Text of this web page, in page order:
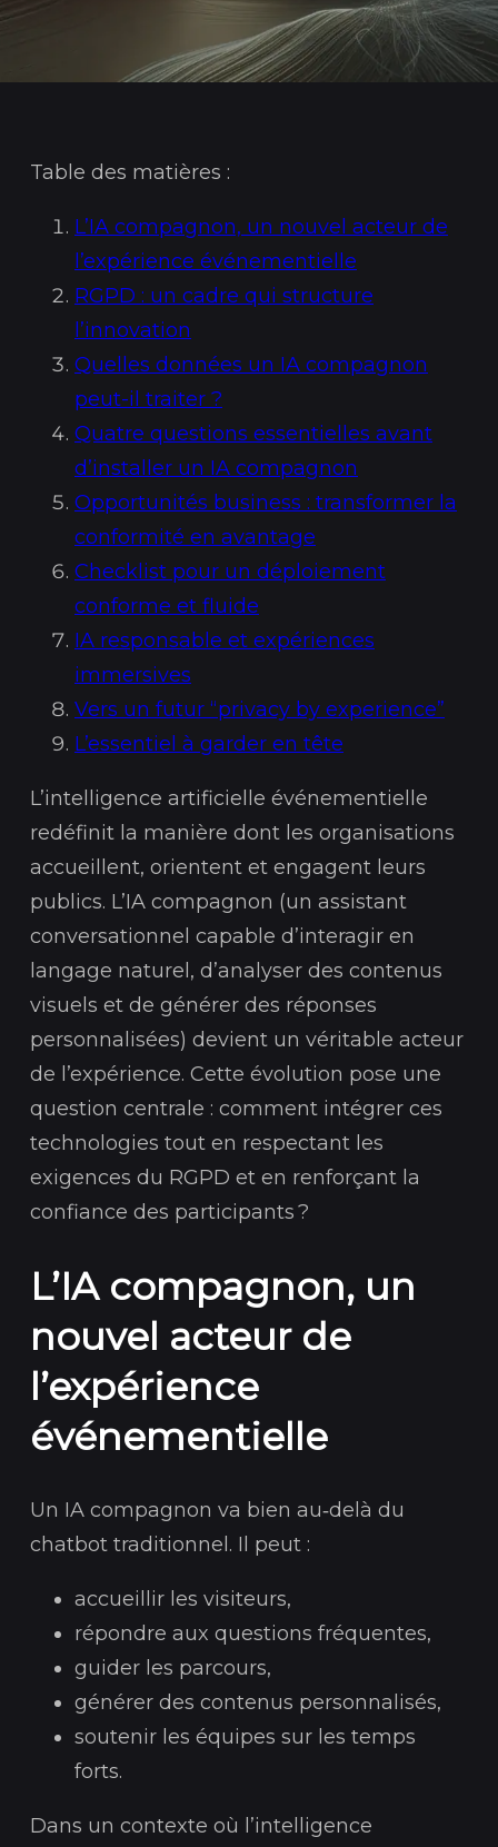
Table des matières :
L’IA compagnon, un nouvel acteur de
l’expérience événementielle
RGPD : un cadre qui structure
l’innovation
Quelles données un IA compagnon
peut-il traiter ?
Quatre questions essentielles avant
d’installer un IA compagnon
Opportunités business : transformer la
conformité en avantage
Checklist pour un déploiement
conforme et fluide
IA responsable et expériences
immersives
Vers un futur “privacy by experience”
L’essentiel à garder en tête
L’intelligence artificielle événementielle
redéfinit la manière dont les organisations
accueillent, orientent et engagent leurs
publics. L’IA compagnon (un assistant
conversationnel capable d’interagir en
langage naturel, d’analyser des contenus
visuels et de générer des réponses
personnalisées) devient un véritable acteur
de l’expérience. Cette évolution pose une
question centrale : comment intégrer ces
technologies tout en respectant les
exigences du RGPD et en renforçant la
confiance des participants ?
L’IA compagnon, un
nouvel acteur de
l’expérience
événementielle
Un IA compagnon va bien au‑delà du
chatbot traditionnel. Il peut :
accueillir les visiteurs,
répondre aux questions fréquentes,
guider les parcours,
générer des contenus personnalisés,
soutenir les équipes sur les temps
forts.
Dans un contexte où l’intelligence